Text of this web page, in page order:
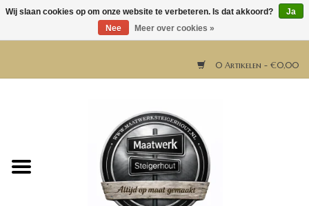
0 Artikelen - €0,00
Horeca meubels
Wij slaan cookies op om onze website te verbeteren. Is dat akkoord?
Ja
Nee
Meer over cookies »